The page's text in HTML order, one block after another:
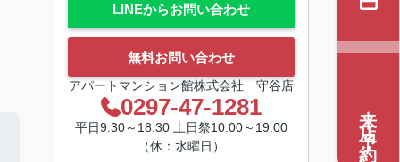
LINEからお問い合わせ
無料お問い合わせ
アパートマンション館株式会社 守谷店
0297-47-1281
平日9:30～18:30 土日祭10:00～19:00
（休：水曜日）
来店予約